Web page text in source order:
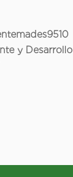
y Desarrollo